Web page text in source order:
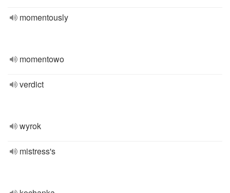
momentously
momentowo
verdict
wyrok
mistress's